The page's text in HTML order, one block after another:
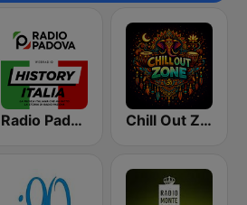
Radio Padova History Italia Chill Out Zone